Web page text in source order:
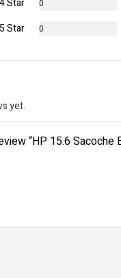
4 Star
0
5 Star
0
yet.
“HP 15.6 Sacoche